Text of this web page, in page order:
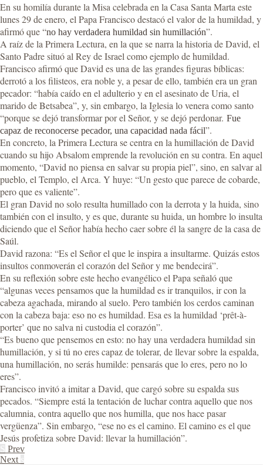
En su homilía durante la Misa celebrada en la Casa Santa Marta este
lunes 29 de enero, el Papa Francisco destacó el valor de la humildad, y
afirmó que “no hay verdadera humildad sin humillación”.
A raíz de la Primera Lectura, en la que se narra la historia de David, el
Santo Padre situó al Rey de Israel como ejemplo de humildad.
Francisco afirmó que David es una de las grandes figuras bíblicas:
derrotó a los filisteos, era noble y, a pesar de ello, también era un gran
pecador: “había caído en el adulterio y en el asesinato de Uria, el
marido de Betsabea”, y, sin embargo, la Iglesia lo venera como santo
“porque se dejó transformar por el Señor, y se dejó perdonar. Fue
capaz de reconocerse pecador, una capacidad nada fácil”.
En concreto, la Primera Lectura se centra en la humillación de David
cuando su hijo Absalom emprende la revolución en su contra. En aquel
momento, “David no piensa en salvar su propia piel”, sino, en salvar al
pueblo, el Templo, el Arca. Y huye: “Un gesto que parece de cobarde,
pero que es valiente”.
El gran David no solo resulta humillado con la derrota y la huida, sino
también con el insulto, y es que, durante su huida, un hombre lo insulta
diciendo que el Señor había hecho caer sobre él la sangre de la casa de
Saúl.
David razona: “Es el Señor el que le inspira a insultarme. Quizás estos
insultos conmoverán el corazón del Señor y me bendecirá”.
En su reflexión sobre este hecho evangélico el Papa señaló que
“algunas veces pensamos que la humildad es ir tranquilos, ir con la
cabeza agachada, mirando al suelo. Pero también los cerdos caminan
con la cabeza baja: eso no es humildad. Esa es la humildad ‘prêt-à-
porter’ que no salva ni custodia el corazón”.
“Es bueno que pensemos en esto: no hay una verdadera humildad sin
humillación, y si tú no eres capaz de tolerar, de llevar sobre la espalda,
una humillación, no serás humilde: pensarás que lo eres, pero no lo
eres”.
Francisco invitó a imitar a David, que cargó sobre su espalda sus
pecados. “Siempre está la tentación de luchar contra aquello que nos
calumnia, contra aquello que nos humilla, que nos hace pasar
vergüenza”. Sin embargo, “ese no es el camino. El camino es el que
Jesús profetiza sobre David: llevar la humillación”.
Prev
Next